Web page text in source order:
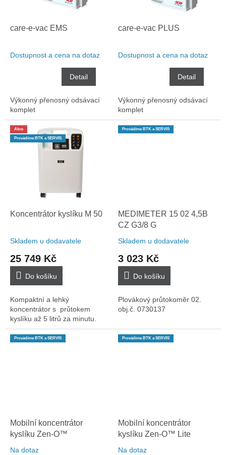
care-e-vac EMS
Dostupnost a cena na dotaz
Detail
Výkonný přenosný odsávací
komplet
care-e-vac PLUS
Dostupnost a cena na dotaz
Detail
Výkonný přenosný odsávací
komplet
Akce
Provádíme BTK a SERVIS
Koncentrátor kyslíku M 50
Skladem u dodavatele
25 749 Kč
Do košíku
Kompaktní a lehký
koncentrátor s průtokem
kyslíku až 5 litrů za minutu.
Provádíme BTK a SERVIS
MEDIMETER 15 02 4,5B
CZ G3/8 G
Skladem u dodavatele
3 023 Kč
Do košíku
Plovákový průtokoměr 02.
obj.č. 0730137
Provádíme BTK a SERVIS
Mobilní koncentrátor
kyslíku Zen-O™
Na dotaz
Provádíme BTK a SERVIS
Mobilní koncentrátor
kyslíku Zen-O™ Lite
Na dotaz